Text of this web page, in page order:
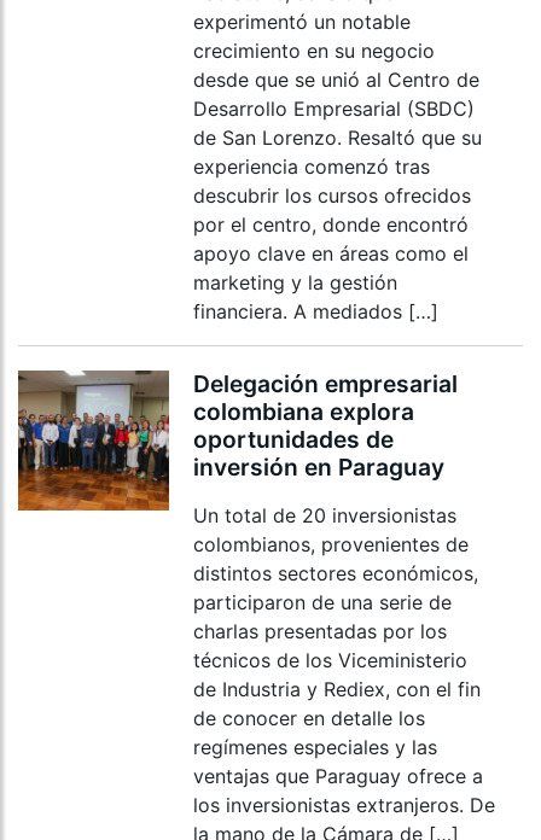
experimentó un notable
crecimiento en su negocio
desde que se unió al Centro de
Desarrollo Empresarial (SBDC)
de San Lorenzo. Resaltó que su
experiencia comenzó tras
descubrir los cursos ofrecidos
por el centro, donde encontró
apoyo clave en áreas como el
marketing y la gestión
financiera. A mediados […]
Delegación empresarial
colombiana explora
oportunidades de
inversión en Paraguay
Un total de 20 inversionistas
colombianos, provenientes de
distintos sectores económicos,
participaron de una serie de
charlas presentadas por los
técnicos de los Viceministerio
de Industria y Rediex, con el fin
de conocer en detalle los
regímenes especiales y las
ventajas que Paraguay ofrece a
los inversionistas extranjeros. De
la mano de la Cámara de […]